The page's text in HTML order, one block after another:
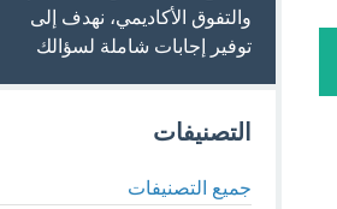
والتفوق الأكاديمي، نهدف إلى
توفير إجابات شاملة لسؤالك
التصنيفات
جميع التصنيفات